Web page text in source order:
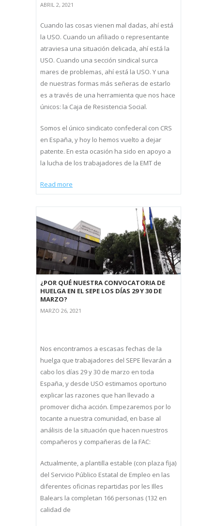
ABRIL 2, 2021
Cuando las cosas vienen mal dadas, ahí está
la USO. Cuando un afiliado o representante
atraviesa una situación delicada, ahí está la
USO. Cuando una sección sindical surca
mares de problemas, ahí está la USO. Y una
de nuestras formas más señeras de estarlo
es a través de una herramienta que nos hace
únicos: la Caja de Resistencia Social.
Somos el único sindicato confederal con CRS
en España, y hoy lo hemos vuelto a dejar
patente. En esta ocasión ha sido en apoyo a
la lucha de los trabajadores de la EMT de
Read more
¿POR QUÉ NUESTRA CONVOCATORIA DE
HUELGA EN EL SEPE LOS DÍAS 29 Y 30 DE
MARZO?
MARZO 26, 2021
Nos encontramos a escasas fechas de la
huelga que trabajadores del SEPE llevarán a
cabo los días 29 y 30 de marzo en toda
España, y desde USO estimamos oportuno
explicar las razones que han llevado a
promover dicha acción. Empezaremos por lo
tocante a nuestra comunidad, en base al
análisis de la situación que hacen nuestros
compañeros y compañeras de la FAC:
Actualmente, a plantilla estable (con plaza fija)
del Servicio Público Estatal de Empleo en las
diferentes oficinas repartidas por les Illes
Balears la completan 166 personas (132 en
calidad de